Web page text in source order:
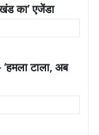
का’ एजेंडा
‘हमला टाला, अब